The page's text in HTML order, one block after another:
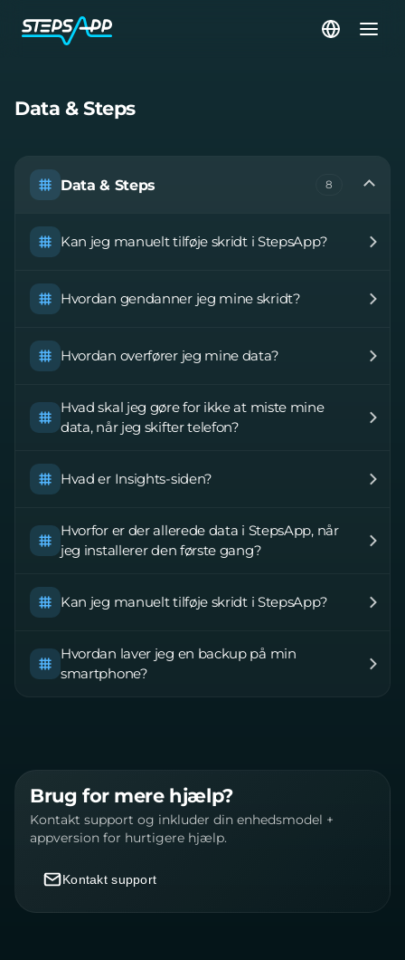
Data & Steps
Data & Steps 8
Kan jeg manuelt tilføje skridt i StepsApp?
Hvordan gendanner jeg mine skridt?
Hvordan overfører jeg mine data?
Hvad skal jeg gøre for ikke at miste mine
data, når jeg skifter telefon?
Hvad er Insights-siden?
Hvorfor er der allerede data i StepsApp, når
jeg installerer den første gang?
Kan jeg manuelt tilføje skridt i StepsApp?
Hvordan laver jeg en backup på min
smartphone?
Brug for mere hjælp?
Kontakt support og inkluder din enhedsmodel +
appversion for hurtigere hjælp.
Kontakt support